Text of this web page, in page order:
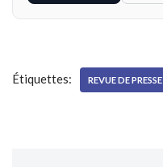
Étiquettes: REVUE DE PRESSE